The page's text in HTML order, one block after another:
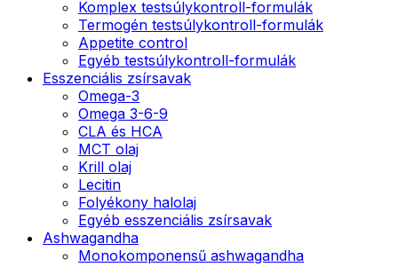
Komplex testsúlykontroll-formulák
Termogén testsúlykontroll-formulák
Appetite control
Egyéb testsúlykontroll-formulák
Esszenciális zsírsavak
Omega-3
Omega 3-6-9
CLA és HCA
MCT olaj
Krill olaj
Lecitin
Folyékony halolaj
Egyéb esszenciális zsírsavak
Ashwagandha
Monokomponensű ashwagandha